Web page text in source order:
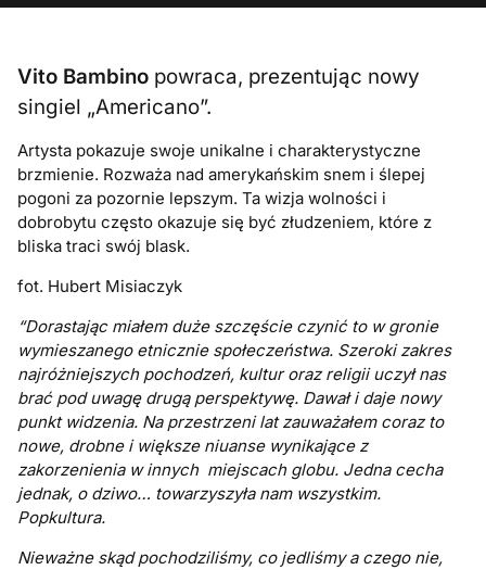
Vito Bambino powraca, prezentując nowy
singiel „Americano”.
Artysta pokazuje swoje unikalne i charakterystyczne
brzmienie. Rozważa nad amerykańskim snem i ślepej
pogoni za pozornie lepszym. Ta wizja wolności i
dobrobytu często okazuje się być złudzeniem, które z
bliska traci swój blask.
fot. Hubert Misiaczyk
“Dorastając miałem duże szczęście czynić to w gronie
wymieszanego etnicznie społeczeństwa. Szeroki zakres
najróżniejszych pochodzeń, kultur oraz religii uczył nas
brać pod uwagę drugą perspektywę. Dawał i daje nowy
punkt widzenia. Na przestrzeni lat zauważałem coraz to
nowe, drobne i większe niuanse wynikające z
zakorzenienia w innych miejscach globu. Jedna cecha
jednak, o dziwo… towarzyszyła nam wszystkim.
Popkultura.
Nieważne skąd pochodziliśmy, co jedliśmy a czego nie,